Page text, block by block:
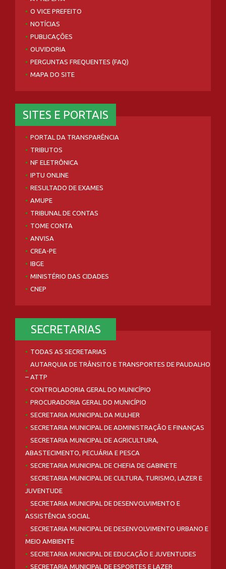
O VICE PREFEITO
NOTÍCIAS
PUBLICAÇÕES
OUVIDORIA
PERGUNTAS FREQUENTES (FAQ)
MAPA DO SITE
SITES E PORTAIS
PORTAL DA TRANSPARÊNCIA
TRIBUTOS
NF ELETRÔNICA
IPTU ONLINE
RESULTADO DE EXAMES
AMUPE
TRIBUNAL DE CONTAS
TOME CONTA
ANVISA
CREA-PE
IBGE
MINISTÉRIO DAS CIDADES
CNEP
SECRETARIAS
TODAS AS SECRETARIAS
AUTARQUIA DE TRÂNSITO E TRANSPORTES DE PAUDALHO
– ATTP
CONTROLADORIA GERAL DO MUNICÍPIO
PROCURADORIA GERAL DO MUNICÍPIO
SECRETARIA MUNICIPAL DA MULHER
SECRETARIA MUNICIPAL DE ADMINISTRAÇÃO E FINANÇAS
SECRETARIA MUNICIPAL DE AGRICULTURA,
ABASTECIMENTO, PECUÁRIA E PESCA
SECRETARIA MUNICIPAL DE CHEFIA DE GABINETE
SECRETARIA MUNICIPAL DE CULTURA, TURISMO, LAZER E
JUVENTUDE
SECRETARIA MUNICIPAL DE DESENVOLVIMENTO E
ASSISTÊNCIA SOCIAL
SECRETARIA MUNICIPAL DE DESENVOLVIMENTO URBANO E
MEIO AMBIENTE
SECRETARIA MUNICIPAL DE EDUCAÇÃO E JUVENTUDES
SECRETARIA MUNICIPAL DE ESPORTES E LAZER